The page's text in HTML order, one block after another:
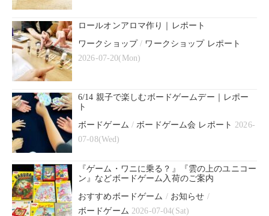
ロールオンアロマ作り｜レポート
ワークショップ/ ワークショップ レポート
2026-07-20(Mon)
6/14 親子で楽しむボードゲームデー｜レポー
ト
ボードゲーム / ボードゲーム会 レポート 2026-
07-08(Wed)
『ゲーム・ワニに乗る？』『雲の上のユニコー
ン』などボードゲーム入荷のご案内
おすすめボードゲーム / お知らせ /
ボードゲーム 2026-07-04(Sat)